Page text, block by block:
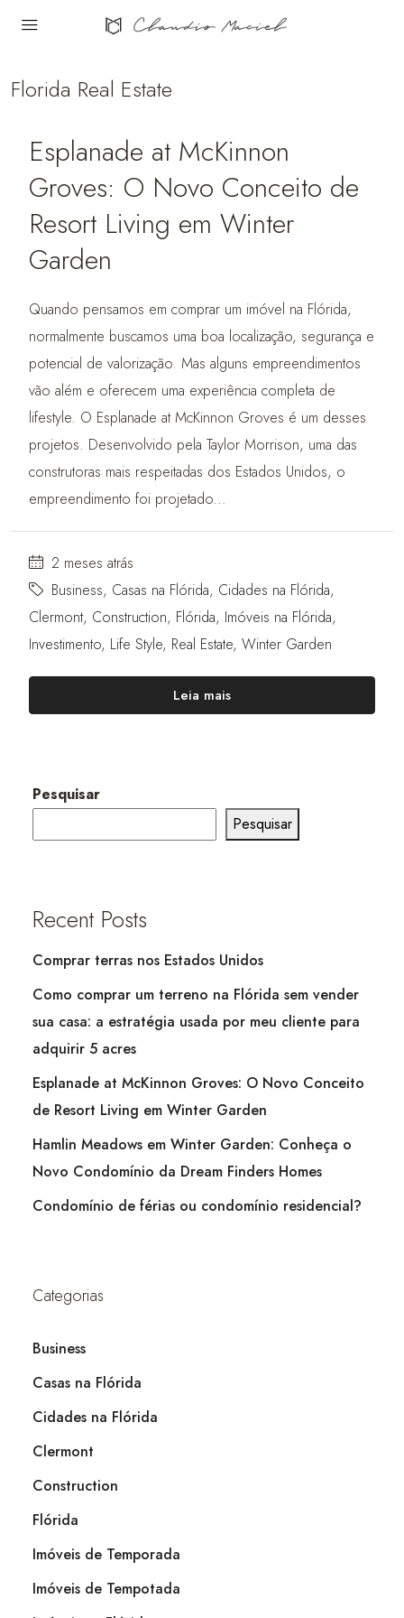
Florida Real Estate
Esplanade at McKinnon
Groves: O Novo Conceito de
Resort Living em Winter
Garden
Quando pensamos em comprar um imóvel na Flórida,
normalmente buscamos uma boa localização, segurança e
potencial de valorização. Mas alguns empreendimentos
vão além e oferecem uma experiência completa de
lifestyle. O Esplanade at McKinnon Groves é um desses
projetos. Desenvolvido pela Taylor Morrison, uma das
construtoras mais respeitadas dos Estados Unidos, o
empreendimento foi projetado...
2 meses atrás
Business, Casas na Flórida, Cidades na Flórida,
Clermont, Construction, Flórida, Imóveis na Flórida,
Investimento, Life Style, Real Estate, Winter Garden
Leia mais
Pesquisar
Pesquisar
Recent Posts
Comprar terras nos Estados Unidos
Como comprar um terreno na Flórida sem vender
sua casa: a estratégia usada por meu cliente para
adquirir 5 acres
Esplanade at McKinnon Groves: O Novo Conceito
de Resort Living em Winter Garden
Hamlin Meadows em Winter Garden: Conheça o
Novo Condomínio da Dream Finders Homes
Condomínio de férias ou condomínio residencial?
Categorias
Business
Casas na Flórida
Cidades na Flórida
Clermont
Construction
Flórida
Imóveis de Temporada
Imóveis de Tempotada